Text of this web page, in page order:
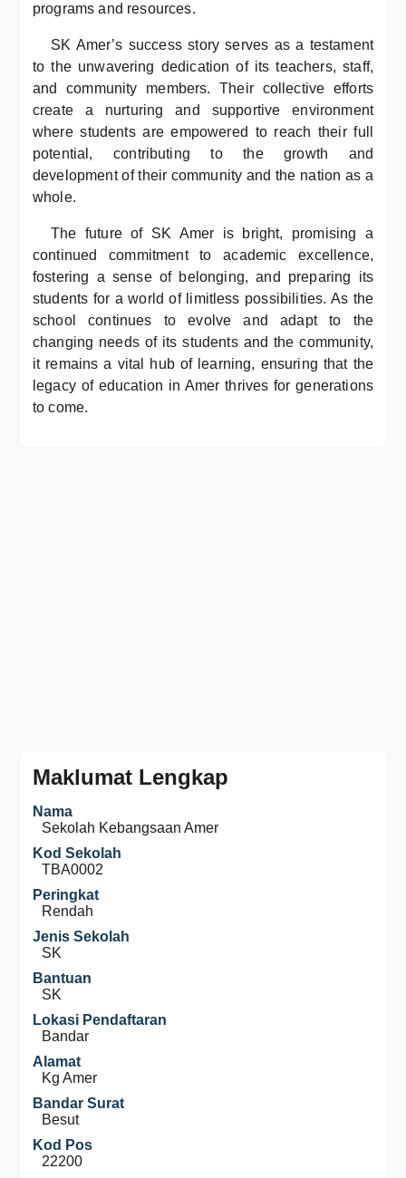
programs and resources.
SK Amer’s success story serves as a testament
to the unwavering dedication of its teachers, staff,
and community members. Their collective efforts
create a nurturing and supportive environment
where students are empowered to reach their full
potential, contributing to the growth and
development of their community and the nation as a
whole.
The future of SK Amer is bright, promising a
continued commitment to academic excellence,
fostering a sense of belonging, and preparing its
students for a world of limitless possibilities. As the
school continues to evolve and adapt to the
changing needs of its students and the community,
it remains a vital hub of learning, ensuring that the
legacy of education in Amer thrives for generations
to come.
Maklumat Lengkap
Nama
Sekolah Kebangsaan Amer
Kod Sekolah
TBA0002
Peringkat
Rendah
Jenis Sekolah
SK
Bantuan
SK
Lokasi Pendaftaran
Bandar
Alamat
Kg Amer
Bandar Surat
Besut
Kod Pos
22200